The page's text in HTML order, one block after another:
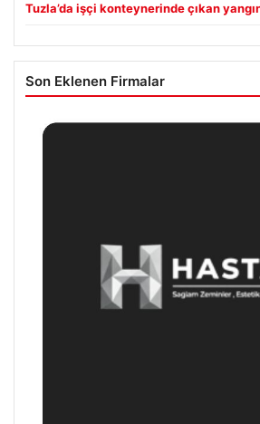
Tuzla’da işçi konteynerinde çıkan
Son Eklenen Firmalar